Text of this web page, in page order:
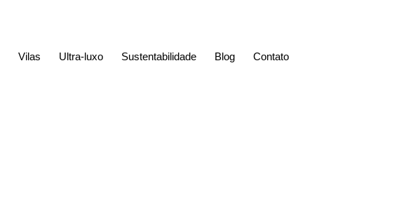
Vilas Ultra-luxo Sustentabilidade Blog Contato